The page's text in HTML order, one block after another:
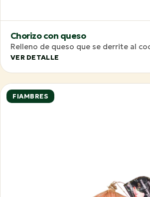
Chorizo con queso
Relleno de queso que se derrite al
VER DETALLE
FIAMBRES